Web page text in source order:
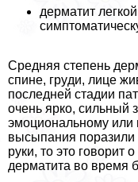
дерматит
Средняя степень
спине, гpyди, лице
последней стадии
очень ярко, сильный
эмоциональному
высыпания поразили
руки, то это говорит
дерматита во время